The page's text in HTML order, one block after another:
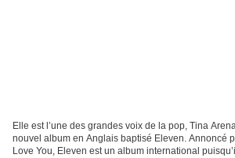
Elle est l’une des grandes voix de la pop, Tina
nouvel album en Anglais baptisé Eleven. Annoncé
Love You, Eleven est un album international